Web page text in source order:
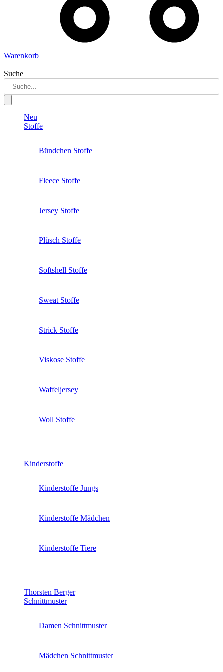
Warenkorb
Suche
Neu
Stoffe
Bündchen Stoffe
Fleece Stoffe
Jersey Stoffe
Plüsch Stoffe
Softshell Stoffe
Sweat Stoffe
Strick Stoffe
Viskose Stoffe
Waffeljersey
Woll Stoffe
Kinderstoffe
Kinderstoffe Jungs
Kinderstoffe Mädchen
Kinderstoffe Tiere
Thorsten Berger
Schnittmuster
Damen Schnittmuster
Mädchen Schnittmuster